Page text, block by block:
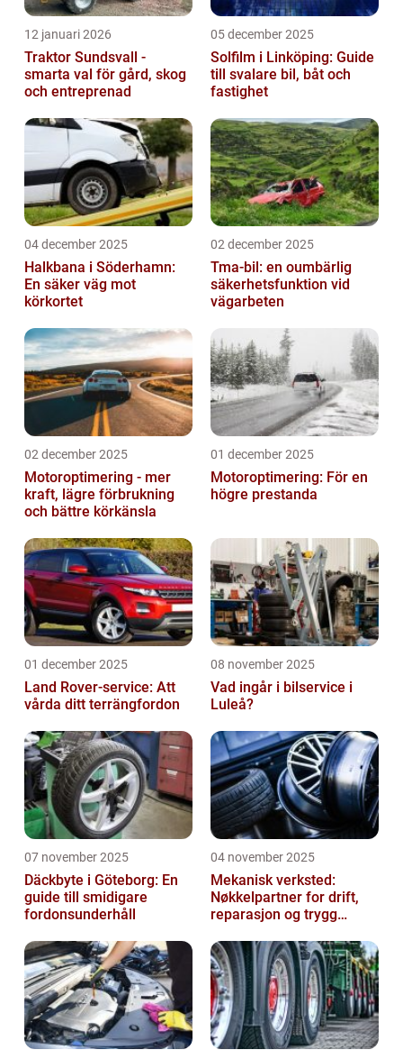
12 januari 2026
Traktor Sundsvall -
smarta val för gård, skog
och entreprenad
05 december 2025
Solfilm i Linköping: Guide
till svalare bil, båt och
fastighet
04 december 2025
Halkbana i Söderhamn:
En säker väg mot
körkortet
02 december 2025
Tma-bil: en oumbärlig
säkerhetsfunktion vid
vägarbeten
02 december 2025
Motoroptimering - mer
kraft, lägre förbrukning
och bättre körkänsla
01 december 2025
Motoroptimering: För en
högre prestanda
01 december 2025
Land Rover-service: Att
vårda ditt terrängfordon
08 november 2025
Vad ingår i bilservice i
Luleå?
07 november 2025
Däckbyte i Göteborg: En
guide till smidigare
fordonsunderhåll
04 november 2025
Mekanisk verksted:
Nøkkelpartner for drift,
reparasjon og trygg